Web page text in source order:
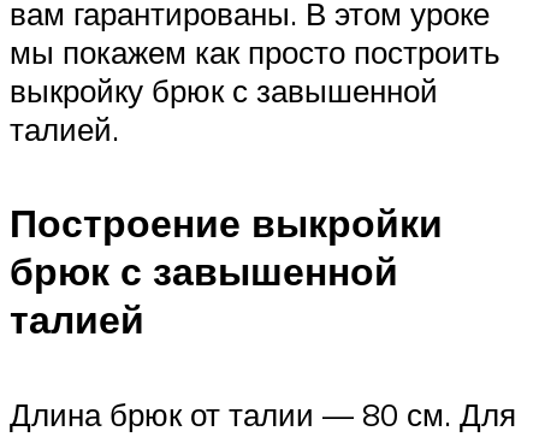
вам гарантированы. В этом уроке
мы покажем как просто построить
выкройку брюк с завышенной
талией.
Построение выкройки
брюк с завышенной
талией
Длина брюк от талии — 80 см. Для